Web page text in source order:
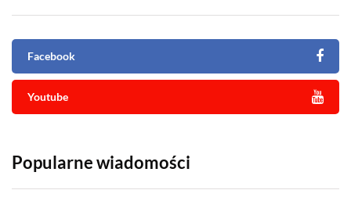
Facebook
Youtube
Popularne wiadomości